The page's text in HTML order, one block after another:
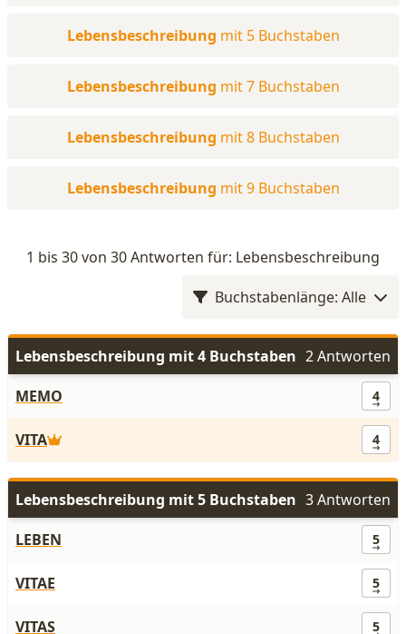
Lebensbeschreibung mit 5 Buchstaben
Lebensbeschreibung mit 7 Buchstaben
Lebensbeschreibung mit 8 Buchstaben
Lebensbeschreibung mit 9 Buchstaben
1 bis 30 von 30 Antworten für: Lebensbeschreibung
Buchstabenlänge: Alle
Lebensbeschreibung mit 4 Buchstaben 2 Antworten
MEMO
4
VITA 4
Lebensbeschreibung mit 5 Buchstaben 3 Antworten
LEBEN
5
VITAE 5
VITAS 5